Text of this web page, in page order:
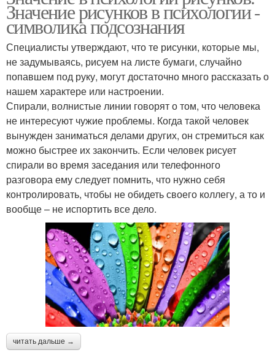
Значение рисунков в психологии -
символика подсознания
Специалисты утверждают, что те рисунки, которые мы,
не задумываясь, рисуем на листе бумаги, случайно
попавшем под руку, могут достаточно много рассказать о
нашем характере или настроении.
Спирали, волнистые линии говорят о том, что человека
не интересуют чужие проблемы. Когда такой человек
вынужден заниматься делами других, он стремиться как
можно быстрее их закончить. Если человек рисует
спирали во время заседания или телефонного
разговора ему следует помнить, что нужно себя
контролировать, чтобы не обидеть своего коллегу, а то и
вообще – не испортить все дело.
читать дальше →